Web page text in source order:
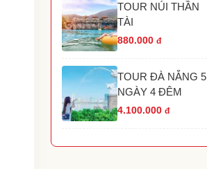
TOUR NÚI THẦN
TÀI
880.000 đ
TOUR ĐÀ NẴNG 5
NGÀY 4 ĐÊM
4.100.000 đ